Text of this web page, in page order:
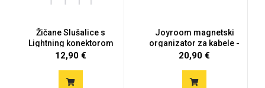
Žičane Slušalice s
Lightning konektorom
12,90 €
Joyroom magnetski
organizator za kabele -
crni...
20,90 €